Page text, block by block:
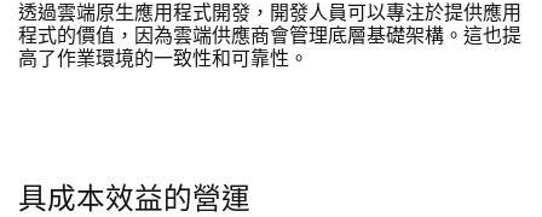
透過雲端原生應用程式開發，開發人員可以專注於提供應用
程式的價值，因為雲端供應商會管理底層基礎架構。這也提
高了作業環境的一致性和可靠性。
具成本效益的營運